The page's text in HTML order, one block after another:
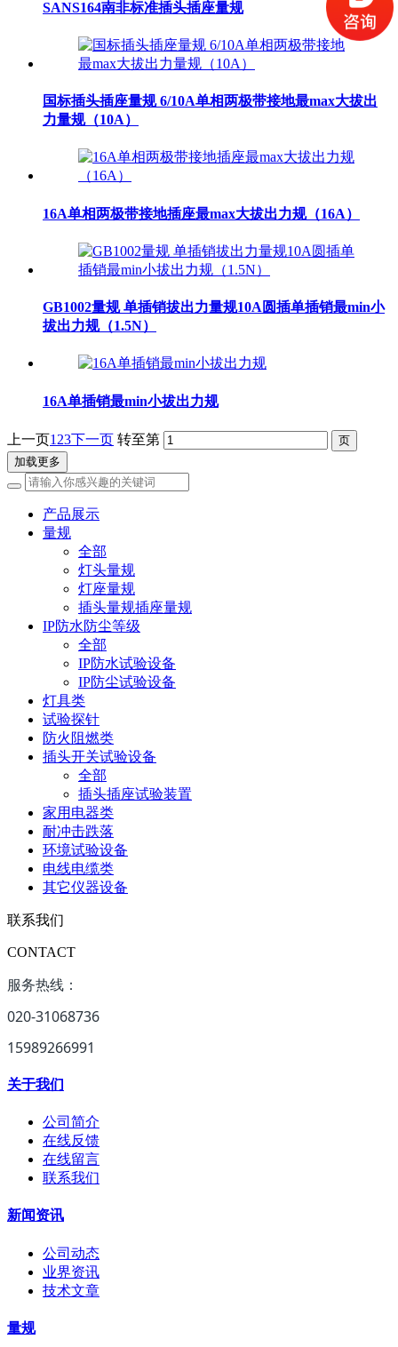
SANS164南非标准插头插座量规
国标插头插座量规 6/10A单相两极带接地最max大拔出
力量规（10A）
16A单相两极带接地插座最max大拔出力规（16A）
GB1002量规 单插销拔出力量规10A圆插单插销最min小
拔出力规（1.5N）
16A单插销最min小拔出力规
上一页1 23下一页 转至第
加载更多
产品展示
量规
全部
灯头量规
灯座量规
插头量规插座量规
IP防水防尘等级
全部
IP防水试验设备
IP防尘试验设备
灯具类
试验探针
防火阻燃类
插头开关试验设备
全部
插头插座试验装置
家用电器类
耐冲击跌落
环境试验设备
电线电缆类
其它仪器设备
联系我们
CONTACT
服务热线：
020-31068736
15989266991
关于我们
公司简介
在线反馈
在线留言
联系我们
新闻资讯
公司动态
业界资讯
技术文章
量规